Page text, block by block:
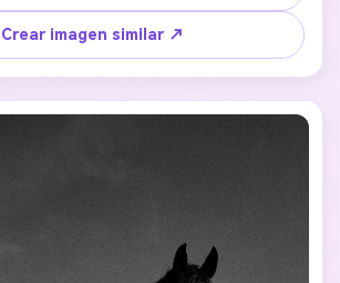
Crear imagen similar ↗